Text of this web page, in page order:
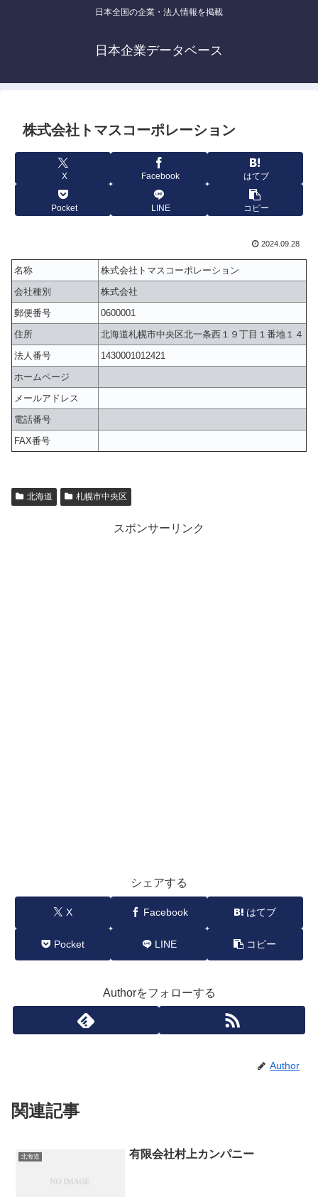
日本全国の企業・法人情報を掲載
日本企業データベース
株式会社トマスコーポレーション
X Facebook はてブ
Pocket LINE コピー
2024.09.28
名称
株式会社トマスコーポレーション
会社種別
株式会社
郵便番号
0600001
住所
北海道札幌市中央区北一条西１９丁目１番地１４
法人番号
1430001012421
ホームページ
メールアドレス
電話番号
FAX番号
北海道 札幌市中央区
スポンサーリンク
シェアする
X Facebook はてブ
Pocket LINE コピー
Authorをフォローする
Author
関連記事
北海道 有限会社村上カンパニー